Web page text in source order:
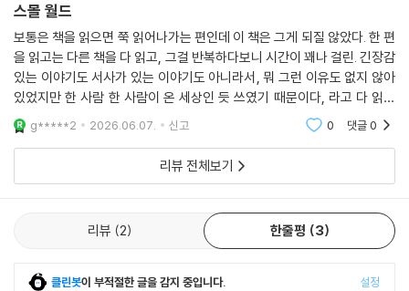
스몰 월드
보통은 책을 읽으면 쭉 읽어나가는 편인데 이 책은 그게 되질 않았다. 한 편
을 읽고는 다른 책을 다 읽고, 그걸 반복하다보니 시간이 꽤나 걸린. 긴장감
있는 이야기도 서사가 있는 이야기도 아니라서, 뭐 그런 이유도 없지 않아
있었지만 한 사람 한 사람이 온 세상인 듯 쓰였기 때문이다, 라고 다 읽고
깨닫게 된다.
g*****2 2026.06.07. 신고 0 댓글0
리뷰 전체보기
리뷰 2 한줄평 3
클린봇이 부적절한 글을 감지 중입니다. 설정